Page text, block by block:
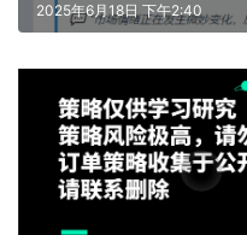
2025年6月18日 下午2:40